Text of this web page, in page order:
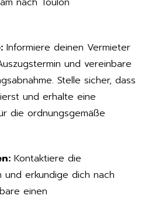
Informiere deinen Vermieter
und vereinbare
Stelle sicher, dass
und erhalte eine
die ordnungsgemäße
Kontaktiere die
erkundige dich nach
einen